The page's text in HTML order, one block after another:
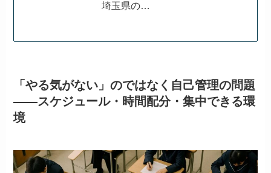
埼玉県の…
「やる気がない」のではなく自己管理の問題
——スケジュール・時間配分・集中できる環
境